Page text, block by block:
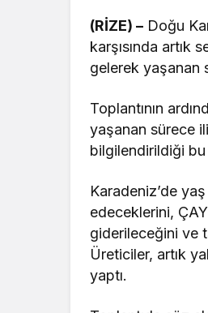
(RİZE) – Doğu
karşısında artık
gelerek yaşanan
Toplantının
yaşanan sürece
bilgilendirildiği bu
Karadeniz’de
edeceklerini,
giderileceğini ve
Üreticiler, artık
yaptı.